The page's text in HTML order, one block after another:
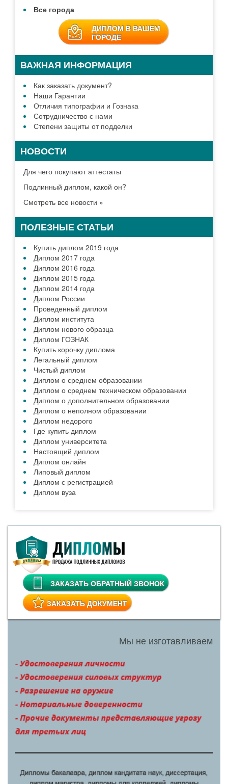
Все города
ДИПЛОМ В ВАШЕМ
ГОРОДЕ
ВАЖНАЯ ИНФОРМАЦИЯ
Как заказать документ?
Наши Гарантии
Отличия типографии и Гознака
Сотрудничество с нами
Степени защиты от подделки
НОВОСТИ
Для чего покупают аттестаты
Подлинный диплом, какой он?
Смотреть все новости »
ПОЛЕЗНЫЕ СТАТЬИ
Купить диплом 2019 года
Диплом 2017 года
Диплом 2016 года
Диплом 2015 года
Диплом 2014 года
Диплом России
Проведенный диплом
Диплом института
Диплом нового образца
Диплом ГОЗНАК
Купить корочку диплома
Легальный диплом
Чистый диплом
Диплом о среднем образовании
Диплом о среднем техническом образовании
Диплом о дополнительном образовании
Диплом о неполном образовании
Диплом недорого
Где купить диплом
Диплом университета
Настоящий диплом
Диплом онлайн
Липовый диплом
Диплом с регистрацией
Диплом вуза
ЗАКАЗАТЬ ОБРАТНЫЙ ЗВОНОК
ЗАКАЗАТЬ ДОКУМЕНТ
Мы не изготавливаем